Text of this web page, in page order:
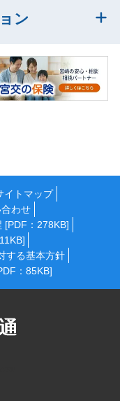
ン
イトマップ
わせ
[PDF：278KB]
する基本方針
：85KB]